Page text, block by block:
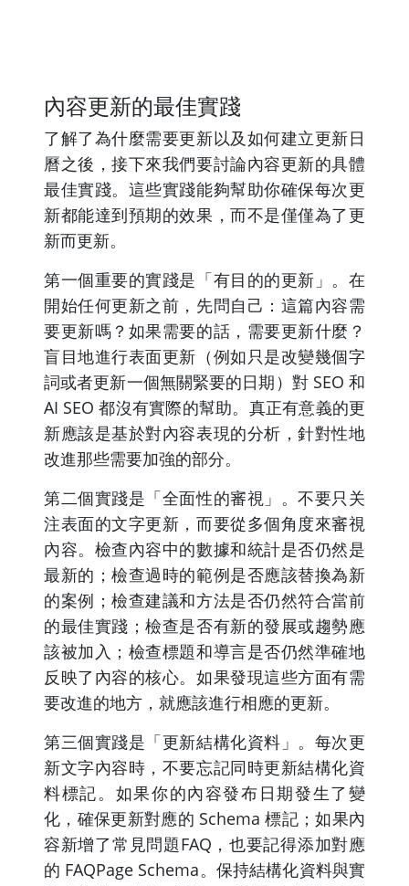
內容更新的最佳實踐
了解了為什麼需要更新以及如何建立更新日
曆之後，接下來我們要討論內容更新的具體
最佳實踐。這些實踐能夠幫助你確保每次更
新都能達到預期的效果，而不是僅僅為了更
新而更新。
第一個重要的實踐是「有目的的更新」。在
開始任何更新之前，先問自己：這篇內容需
要更新嗎？如果需要的話，需要更新什麼？
盲目地進行表面更新（例如只是改變幾個字
詞或者更新一個無關緊要的日期）對 SEO 和
AI SEO 都沒有實際的幫助。真正有意義的更
新應該是基於對內容表現的分析，針對性地
改進那些需要加強的部分。
第二個實踐是「全面性的審視」。不要只关
注表面的文字更新，而要從多個角度來審視
內容。檢查內容中的數據和統計是否仍然是
最新的；檢查過時的範例是否應該替換為新
的案例；檢查建議和方法是否仍然符合當前
的最佳實踐；檢查是否有新的發展或趨勢應
該被加入；檢查標題和導言是否仍然準確地
反映了內容的核心。如果發現這些方面有需
要改進的地方，就應該進行相應的更新。
第三個實踐是「更新結構化資料」。每次更
新文字內容時，不要忘記同時更新結構化資
料標記。如果你的內容發布日期發生了變
化，確保更新對應的 Schema 標記；如果內
容新增了常見問題FAQ，也要記得添加對應
的 FAQPage Schema。保持結構化資料與實